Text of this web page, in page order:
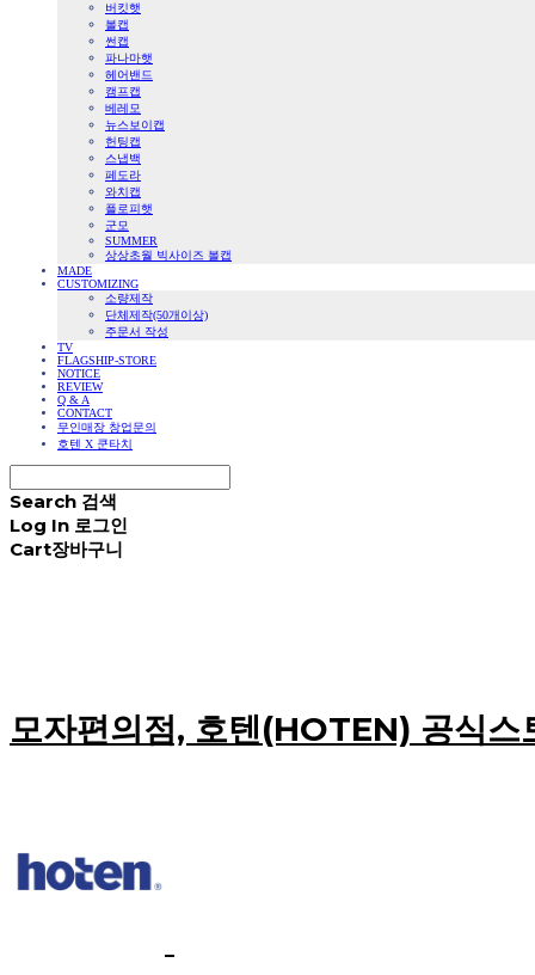
버킷햇
볼캡
썬캡
파나마햇
헤어밴드
캠프캡
베레모
뉴스보이캡
헌팅캡
스냅백
페도라
와치캡
플로피햇
군모
SUMMER
상상초월 빅사이즈 볼캡
MADE
CUSTOMIZING
소량제작
단체제작(50개이상)
주문서 작성
TV
FLAGSHIP-STORE
NOTICE
REVIEW
Q & A
CONTACT
무인매장 창업문의
호텐 X 쿤타치
Search 검색
Log In 로그인
Cart장바구니
모자편의점, 호텐(HOTEN) 공식스